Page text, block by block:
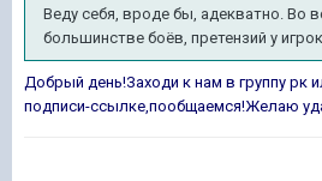
Веду себя, вроде бы, адекватно. Во
большинстве боёв, претензий у
Добрый день!Заходи к нам в группу рк
подписи-ссылке,пообщаемся!Желаю